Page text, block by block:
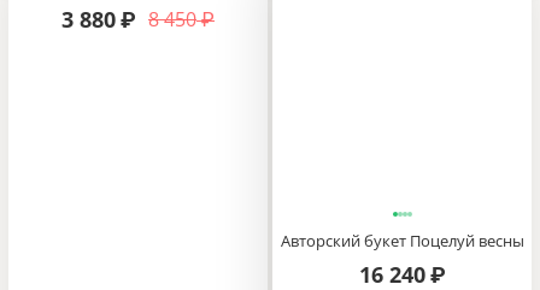
8 450 ₽
3 880₽
Авторский букет Поцелуй весны
16 240 ₽